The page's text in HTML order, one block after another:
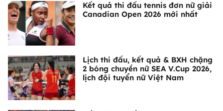
Kết quả thi đấu tennis đơn nữ giải
Canadian Open 2026 mới nhất
Lịch thi đấu, kết quả & BXH chặng
2 bóng chuyền nữ SEA V.Cup 2026,
lịch đội tuyển nữ Việt Nam